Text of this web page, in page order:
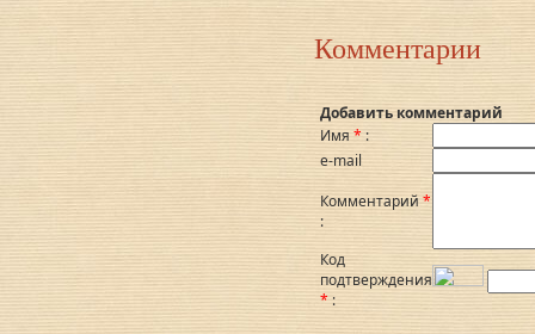
Комментарии
Добавить комментарий
Имя* :
e-mail
Комментарий*
:
Код
подтверждения
*: